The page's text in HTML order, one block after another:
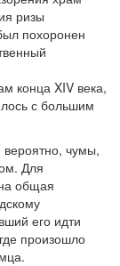
ризы
похоронен
конца XIV века,
с большим
вероятно, чумы,
Для
общая
его идти
произошло